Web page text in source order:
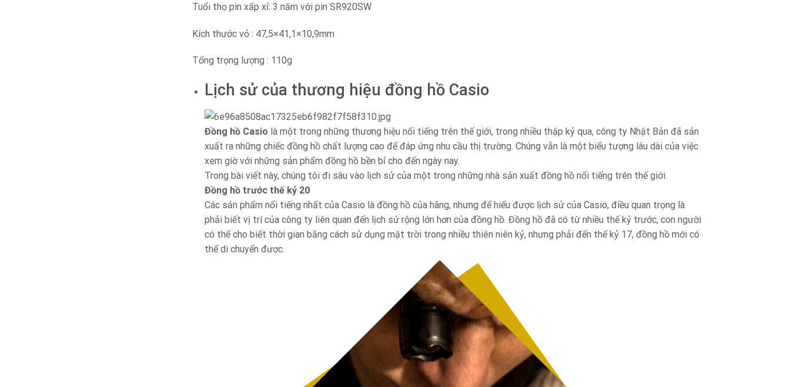
Tuổi thọ pin xấp xỉ: 3 năm với pin SR920SW
Kích thước vỏ : 47,5×41,1×10,9mm
Tổng trọng lượng : 110g
Lịch sử của thương hiệu đồng hồ Casio
Đồng hồ Casio là một trong những thương hiệu nổi tiếng trên thế giới, trong nhiều thập kỷ qua, công ty Nhật Bản đã sản
xuất ra những chiếc đồng hồ chất lượng cao để đáp ứng nhu cầu thị trường. Chúng vẫn là một biểu tượng lâu dài của việc
xem giờ với những sản phẩm đồng hồ bền bỉ cho đến ngày nay.
Trong bài viết này, chúng tôi đi sâu vào lịch sử của một trong những nhà sản xuất đồng hồ nổi tiếng trên thế giới.
Đồng hồ trước thế kỷ 20
Các sản phẩm nổi tiếng nhất của Casio là đồng hồ của hãng, nhưng để hiểu được lịch sử của Casio, điều quan trọng là
phải biết vị trí của công ty liên quan đến lịch sử rộng lớn hơn của đồng hồ. Đồng hồ đã có từ nhiều thế kỷ trước, con người
có thể cho biết thời gian bằng cách sử dụng mặt trời trong nhiều thiên niên kỷ, nhưng phải đến thế kỷ 17, đồng hồ mới có
thể di chuyển được.